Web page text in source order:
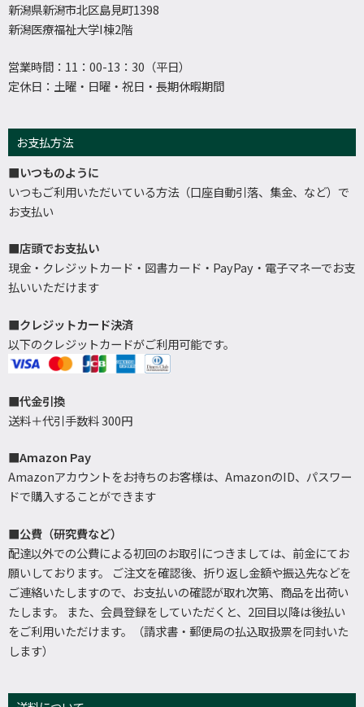
新潟県新潟市北区島見町1398
新潟医療福祉大学I棟2階
営業時間：11：00-13：30（平日）
定休日：土曜・日曜・祝日・長期休暇期間
お支払方法
■いつものように
いつもご利用いただいている方法（口座自動引落、集金、など）で
お支払い
■店頭でお支払い
現金・クレジットカード・図書カード・PayPay・電子マネーでお支
払いいただけます
■クレジットカード決済
以下のクレジットカードがご利用可能です。
■代金引換
送料＋代引手数料 300円
■Amazon Pay
Amazonアカウントをお持ちのお客様は、AmazonのID、パスワー
ドで購入することができます
■公費（研究費など）
配達以外での公費による初回のお取引につきましては、前金にてお
願いしております。 ご注文を確認後、折り返し金額や振込先などを
ご連絡いたしますので、お支払いの確認が取れ次第、商品を出荷い
たします。 また、会員登録をしていただくと、2回目以降は後払い
をご利用いただけます。（請求書・郵便局の払込取扱票を同封いた
します）